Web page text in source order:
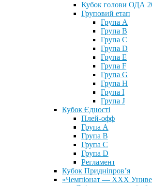
Кубок голови ОДА
Груповий етап
Група A
Група B
Група C
Група D
Група E
Група F
Група G
Група H
Група I
Група J
Кубок Єдності
Плей-офф
Група А
Група В
Група С
Група D
Регламент
Кубок Придніпров’я
«Чемпіонат — ХХХ